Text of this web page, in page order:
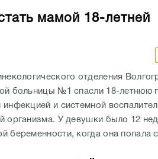
мамой 18-летней
отделения
больницы №1 спасли 18-летнюю
инфекцией и системной
организма. У девушки было 12
беременности, когда она попала